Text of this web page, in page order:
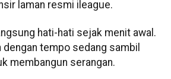
laman resmi ileague.
hati-hati sejak menit awal.
tempo sedang sambil
membangun serangan.